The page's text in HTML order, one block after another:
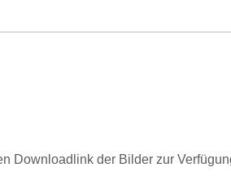
Downloadlink der Bilder zur